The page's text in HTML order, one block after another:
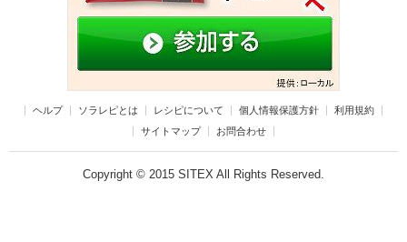
ヘルプ ソラレピとは レシピについて 個人情報保護方針
利用規約
サイトマップ
お問合わせ
Copyright © 2015 SITEX All Rights Reserved.